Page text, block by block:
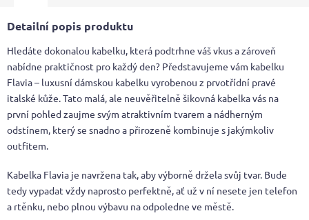
Detailní popis produktu
Hledáte dokonalou kabelku, která podtrhne váš vkus a zároveň
nabídne praktičnost pro každý den? Představujeme vám kabelku
Flavia – luxusní dámskou kabelku vyrobenou z prvotřídní pravé
italské kůže. Tato malá, ale neuvěřitelně šikovná kabelka vás na
první pohled zaujme svým atraktivním tvarem a nádherným
odstínem, který se snadno a přirozeně kombinuje s jakýmkoliv
outfitem.
Kabelka Flavia je navržena tak, aby výborně držela svůj tvar. Bude
tedy vypadat vždy naprosto perfektně, ať už v ní nesete jen telefon
a rtěnku, nebo plnou výbavu na odpoledne ve městě.